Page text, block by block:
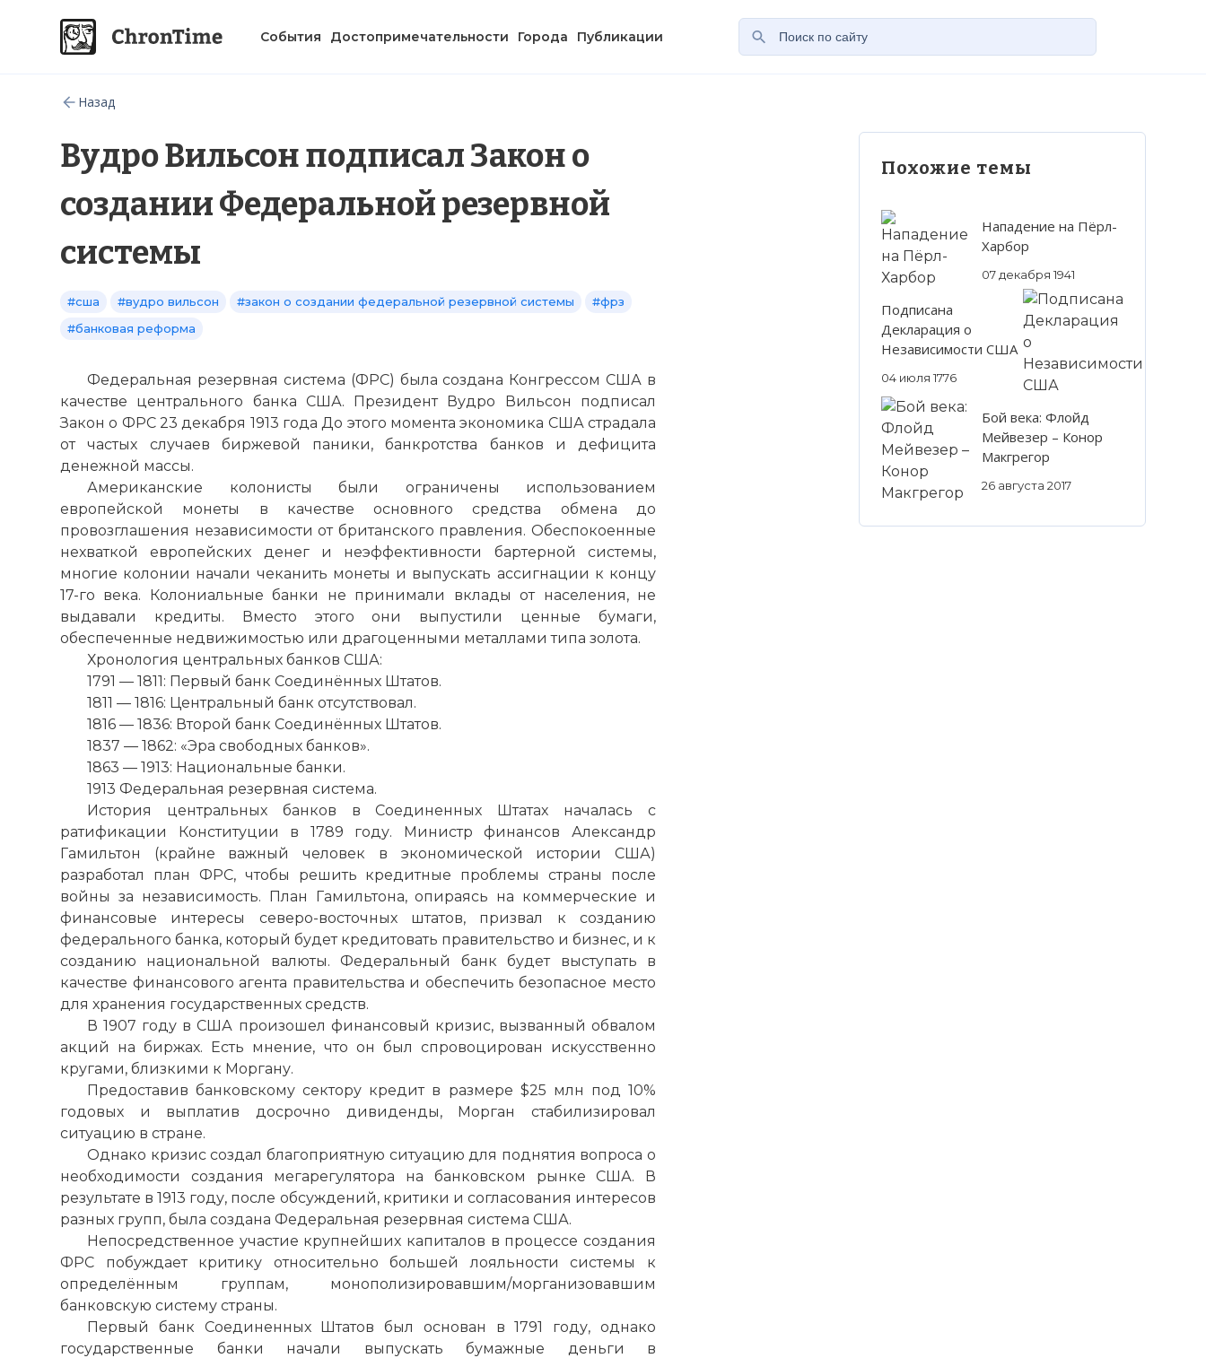
События Достопримечательности Города Публикации
Назад
Вудро Вильсон подписал Закон о
создании Федеральной резервной
системы
#сша #вудро вильсон #закон о создании федеральной резервной системы
#фрз
#банковая реформа
Федеральная резервная система (ФРС) была создана Конгрессом США в
качестве центрального банка США. Президент Вудро Вильсон подписал
Закон о ФРС 23 декабря 1913 года До этого момента экономика США страдала
от частых случаев биржевой паники, банкротства банков и дефицита
денежной массы.
Американские колонисты были ограничены использованием
европейской монеты в качестве основного средства обмена до
провозглашения независимости от британского правления. Обеспокоенные
нехваткой европейских денег и неэффективности бартерной системы,
многие колонии начали чеканить монеты и выпускать ассигнации к концу
17-го века. Колониальные банки не принимали вклады от населения, не
выдавали кредиты. Вместо этого они выпустили ценные бумаги,
обеспеченные недвижимостью или драгоценными металлами типа золота.
Хронология центральных банков США:
1791 — 1811: Первый банк Соединённых Штатов.
1811 — 1816: Центральный банк отсутствовал.
1816 — 1836: Второй банк Соединённых Штатов.
1837 — 1862: «Эра свободных банков».
1863 — 1913: Национальные банки.
1913 Федеральная резервная система.
История центральных банков в Соединенных Штатах началась с
ратификации Конституции в 1789 году. Министр финансов Александр
Гамильтон (крайне важный человек в экономической истории США)
разработал план ФРС, чтобы решить кредитные проблемы страны после
войны за независимость. План Гамильтона, опираясь на коммерческие и
финансовые интересы северо-восточных штатов, призвал к созданию
федерального банка, который будет кредитовать правительство и бизнес, и к
созданию национальной валюты. Федеральный банк будет выступать в
качестве финансового агента правительства и обеспечить безопасное место
для хранения государственных средств.
В 1907 году в США произошел финансовый кризис, вызванный обвалом
акций на биржах. Есть мнение, что он был спровоцирован искусственно
кругами, близкими к Моргану.
Предоставив банковскому сектору кредит в размере $25 млн под 10%
годовых и выплатив досрочно дивиденды, Морган стабилизировал
ситуацию в стране.
Однако кризис создал благоприятную ситуацию для поднятия вопроса о
необходимости создания мегарегулятора на банковском рынке США. В
результате в 1913 году, после обсуждений, критики и согласования интересов
разных групп, была создана Федеральная резервная система США.
Непосредственное участие крупнейших капиталов в процессе создания
ФРС побуждает критику относительно большей лояльности системы к
определённым группам, монополизировавшим/морганизовавшим
банковскую систему страны.
Первый банк Соединенных Штатов был основан в 1791 году, однако
государственные банки начали выпускать бумажные деньги в
Похожие темы
Нападение на Пёрл-
Харбор
07 декабря 1941
Подписана
Декларация о
Независимости США
04 июля 1776
Бой века: Флойд
Мейвезер – Конор
Макгрегор
26 августа 2017